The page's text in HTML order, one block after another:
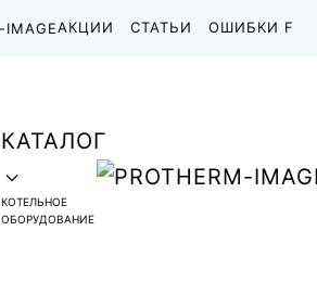
АКЦИИ СТАТЬИ ОШИБКИ F
КАТАЛОГ
КОТЕЛЬНОЕ
ОБОРУДОВАНИЕ